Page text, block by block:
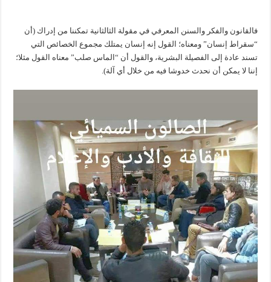
فالقانون والفكر والسنن المعرفي في مقولة الثالثانية تمكننا من إدراك (أن
“سقراط إنسان” ومعناه؛ القول إنه إنسان يمتلك مجموع الخصائص التي
تسند عادة إلى الفصيلة البشرية، والقول أن “الماس صلب” معناه القول مثلا؛
إننا لا يمكن أن نحدث خدوشا فيه من خلال أي آلة).